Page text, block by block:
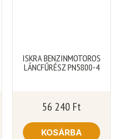
ISKRA BENZINMOTOROS
LÁNCFŰRÉSZ PN5800-4
56 240 Ft
KOSÁRBA